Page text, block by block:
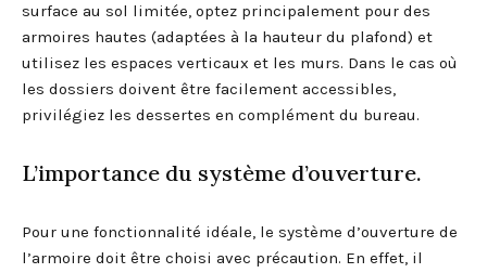
surface au sol limitée, optez principalement pour des
armoires hautes (adaptées à la hauteur du plafond) et
utilisez les espaces verticaux et les murs. Dans le cas où
les dossiers doivent être facilement accessibles,
privilégiez les dessertes en complément du bureau.
L’importance du système d’ouverture.
Pour une fonctionnalité idéale, le système d’ouverture de
l’armoire doit être choisi avec précaution. En effet, il